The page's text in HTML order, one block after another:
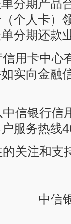
分期产品
个人卡）
分期还款
信用卡中
实向金融
信银行信
服务热线
关注和支
中信